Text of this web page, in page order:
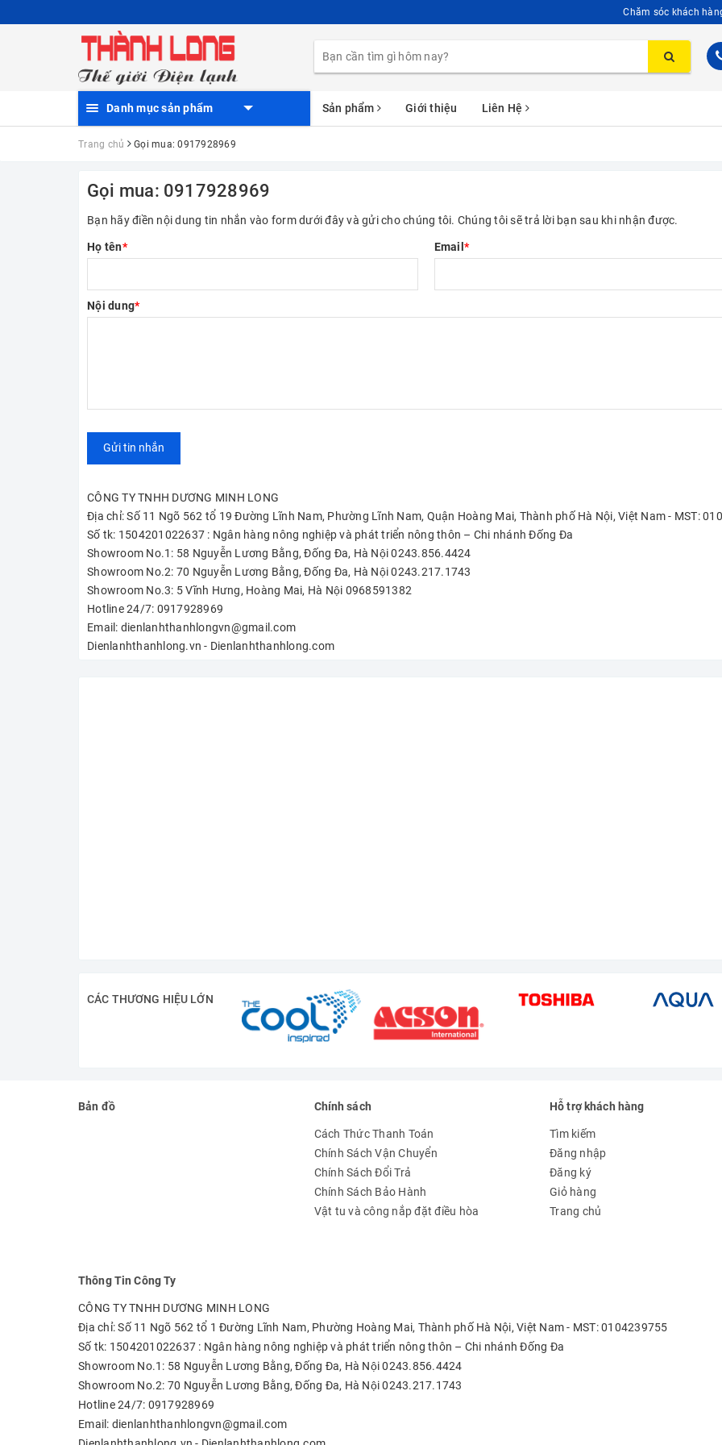
Chăm sóc khách
Danh mục sản phẩm Sản phẩm Giới thiệu Liên Hệ
Trang chủ Gọi mua: 0917928969
Gọi mua: 0917928969
Bạn hãy điền nội dung tin nhắn vào form dưới đây và gửi cho chúng tôi. Chúng tôi sẽ trả lời bạn sau khi nhận được.
Họ tên* Email *
Nội dung*
Gửi tin nhắn
CÔNG TY TNHH DƯƠNG MINH LONG
Địa chỉ: Số 11 Ngõ 562 tổ 19 Đường Lĩnh Nam, Phường Lĩnh Nam, Quận Hoàng Mai, Thành phố Hà Nội, Việt Nam - MST:
Số tk: 1504201022637 : Ngân hàng nông nghiệp và phát triển nông thôn – Chi nhánh Đống Đa
Showroom No.1: 58 Nguyễn Lương Bằng, Đống Đa, Hà Nội 0243.856.4424
Showroom No.2: 70 Nguyễn Lương Bằng, Đống Đa, Hà Nội 0243.217.1743
Showroom No.3: 5 Vĩnh Hưng, Hoàng Mai, Hà Nội 0968591382
Hotline 24/7: 0917928969
Email: dienlanhthanhlongvn@gmail.com
Dienlanhthanhlong.vn - Dienlanhthanhlong.com
CÁC THƯƠNG HIỆU LỚN
Bản đồ Chính sách
Cách Thức Thanh Toán
Chính Sách Vận Chuyển
Chính Sách Đổi Trả
Chính Sách Bảo Hành
Vật tu và công nắp đặt điều hòa
Hỗ trợ khách hàng
Tìm kiếm
Đăng nhập
Đăng ký
Giỏ hàng
Trang chủ
Thông Tin Công Ty
CÔNG TY TNHH DƯƠNG MINH LONG
Địa chỉ: Số 11 Ngõ 562 tổ 1 Đường Lĩnh Nam, Phường Hoàng Mai, Thành phố Hà Nội, Việt Nam - MST: 0104239755
Số tk: 1504201022637 : Ngân hàng nông nghiệp và phát triển nông thôn – Chi nhánh Đống Đa
Showroom No.1: 58 Nguyễn Lương Bằng, Đống Đa, Hà Nội 0243.856.4424
Showroom No.2: 70 Nguyễn Lương Bằng, Đống Đa, Hà Nội 0243.217.1743
Hotline 24/7: 0917928969
Email: dienlanhthanhlongvn@gmail.com